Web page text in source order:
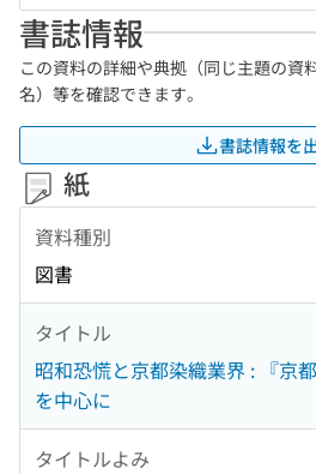
書誌情報
この資料の詳細や典拠（同じ主題の資
名）等を確認できます。
書誌情報を
紙
資料種別
図書
タイトル
昭和恐慌と京都染織業界 : 『京
を中心に
タイトルよみ